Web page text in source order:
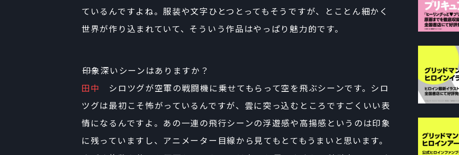
ているんですよね。服装や文字ひとつとってもそうですが、とことん細かく
世界が作り込まれていて、そういう作品はやっぱり魅力的です。
――印象深いシーンはありますか？
田中
シロツグが空軍の戦闘機に乗せてもらって空を飛ぶシーンです。シロ
ツグは最初こそ怖がっているんですが、雲に突っ込むところですごくいい表
情になるんですよ。あの一連の飛行シーンの浮遊感や高揚感というのは印象
に残っていますし、アニメーター目線から見てもとてもうまいと思います。